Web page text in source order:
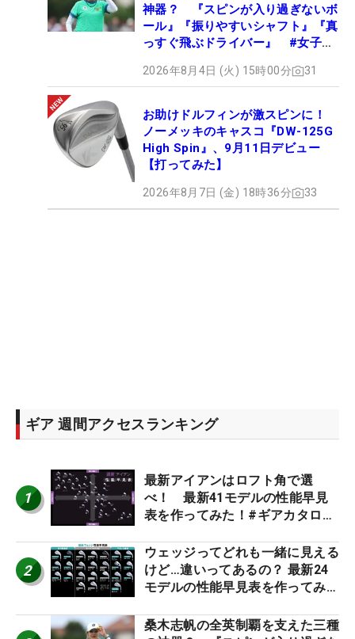
神器？ 『スピンが入り過ぎないボ
ール』『振りやすいシャフト』『真
っすぐ飛ぶドライバー』 #女子プ
2026年8月4日 (火) 15時00分 31
お助けドルフィンが激スピンに！
ノーメッキのキャスコ『DW-125G
High Spin』、9月11日デビュー
【打ってみた】
2026年8月7日 (金) 18時36分 33
ギア 週間アクセスランキング
1
最新アイアンはロフト角で選
べ！ 最新41モデルの性能早見
表を作ってみた！#ギアカタログ
2
ウェッジってどれも一緒に見える
けど…違いってあるの？ 最新24
モデルの性能早見表を作ってみ
桑木志帆の全英制覇を支えた三種